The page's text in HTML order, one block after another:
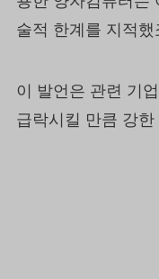
술적 한계를 지적했
이 발언은 관련 기
급락시킬 만큼 강